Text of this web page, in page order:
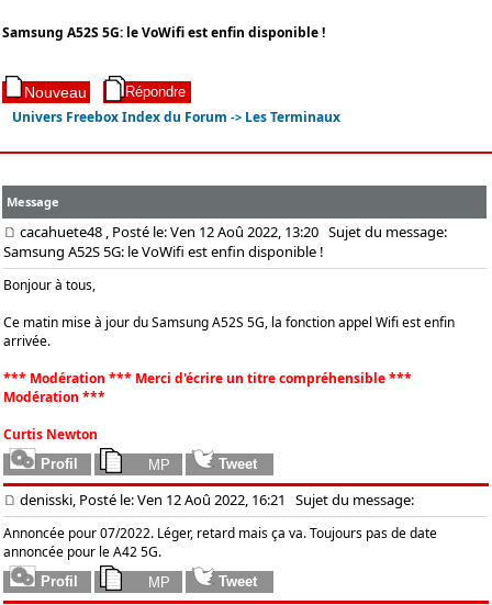
Samsung A52S 5G: le VoWifi est enfin disponible !
Univers Freebox Index du Forum -> Les Terminaux
Message
cacahuete48 , Posté le: Ven 12 Aoû 2022, 13:20 Sujet du message:
Samsung A52S 5G: le VoWifi est enfin disponible !
Bonjour à tous,
Ce matin mise à jour du Samsung A52S 5G, la fonction appel Wifi est enfin
arrivée.
*** Modération *** Merci d'écrire un titre compréhensible ***
Modération ***
Curtis Newton
denisski, Posté le: Ven 12 Aoû 2022, 16:21 Sujet du message:
Annoncée pour 07/2022. Léger, retard mais ça va. Toujours pas de date
annoncée pour le A42 5G.